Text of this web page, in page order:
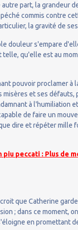
part, la grandeur
commis contre
la gravité de
douleur s'empare
qu'elle est au
pouvoir proclamer à
misères et ses défauts,
à l'humiliation
de faire un
dire et répéter mille
piu peccati : Plus de
que Catherine
; dans ce moment,
en promettant